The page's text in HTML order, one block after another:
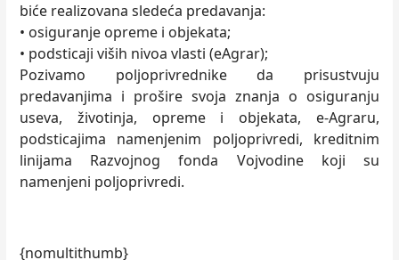
biće realizovana sledeća predavanja:
• osiguranje opreme i objekata;
• podsticaji viših nivoa vlasti (eAgrar);
Pozivamo poljoprivrednike da prisustvuju
predavanjima i prošire svoja znanja o osiguranju
useva, životinja, opreme i objekata, e-Agraru,
podsticajima namenjenim poljoprivredi, kreditnim
linijama Razvojnog fonda Vojvodine koji su
namenjeni poljoprivredi.
{nomultithumb}